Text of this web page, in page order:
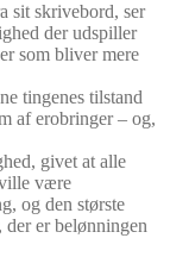
sit skrivebord, ser
der udspiller
som bliver mere
tingenes tilstand
af erobringer – og,
givet at alle
være
og den største
er belønningen